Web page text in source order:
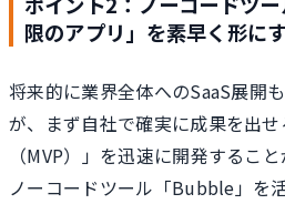
限のアプリ」を素早く形に
将来的に業界全体へのSaaS展開
が、まず自社で確実に成果を出
（MVP）」を迅速に開発するこ
ノーコードツール「Bubble」を